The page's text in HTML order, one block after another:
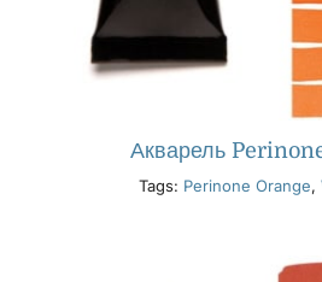
Акварель
Tags: Perinone Orange,